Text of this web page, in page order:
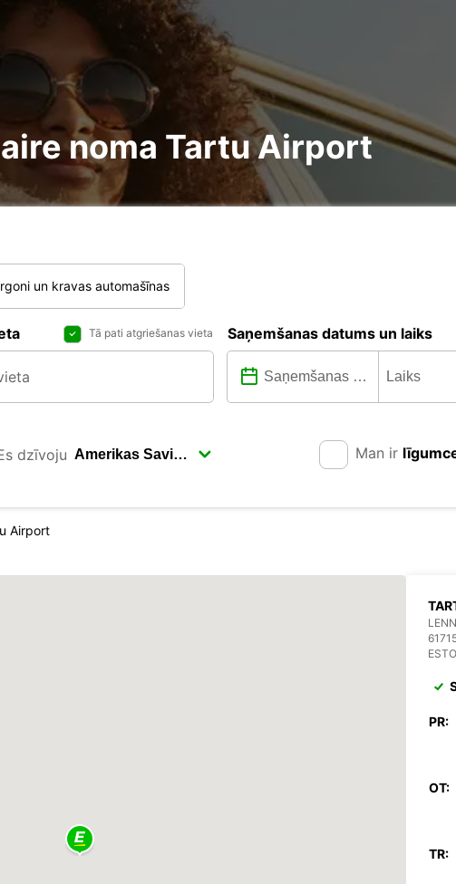
noma Tartu Airport
un kravas automašīnas
Tā pati atgriešanas vieta Saņemšanas datums un laiks
dzīvoju Man ir
Airport
PR:
OT:
TR: